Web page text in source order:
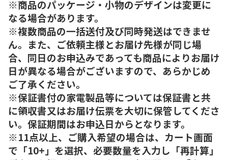
※商品のパッケージ・小物のデザインは変更に
なる場合があります。
※複数商品の一括送付及び同時発送はできませ
ん。また、ご依頼主様とお届け先様が同じ場
合、同日のお申込みであっても商品によりお届け
日が異なる場合がございますので、あらかじめ
ご了承ください。
※保証書付の家電製品等については保証書と共
に領収書又はお届け伝票を大切に保管してくださ
い。保証期間はお申込日からとなります。
※11点以上、ご購入希望の場合は、カート画面
で「10+」を選択、必要数量を入力し「再計算」